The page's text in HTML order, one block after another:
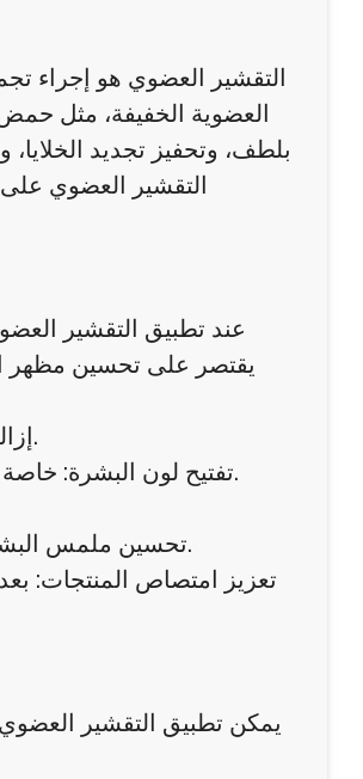
التقشير العضوي هو إجراء
العضوية الخفيفة، مثل حمض
بلطف، وتحفيز تجديد
التقشير العضوي على
عند تطبيق التقشير
يقتصر على تحسين مظهر
إزالة خلايا الجلد الميتة: يساعد على تنظيف المسام بعمق ومنع تراكم الأوساخ والدهون.
تفتيح لون البشرة: خاصة في المناطق التي تعاني من تصبغات أو اسمرار ناتج عن الاحتكاك أو أشعة الشمس.
تحسين ملمس البشرة: يجعلها أكثر نعومة ومرونة، خاصة في المناطق الخشنة مثل الركبتين والمرفقين.
تعزيز امتصاص المنتجات:
يمكن تطبيق التقشير